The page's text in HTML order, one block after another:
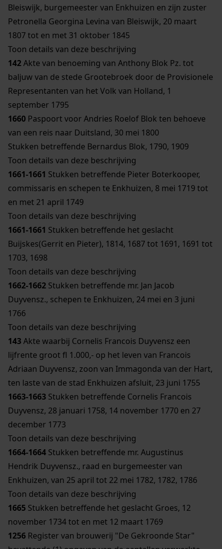
Bleiswijk, burgemeester van Enkhuizen en zijn zuster
Petronella Georgina Levina van Bleiswijk, 20 maart
1807 tot en met 31 oktober 1845
Toon details van deze beschrijving
142Akte van benoeming van Anthony Blok Pz. tot
baljuw van de stede Grootebroek door de Provisionele
Representanten van het Volk van Holland, 1
september 1795
1660 Paspoort voor Andries Roelof Blok ten behoeve
van een reis naar Duitsland, 30 mei 1800
Stukken betreffende Bernardus Blok, 1790, 1909
Toon details van deze beschrijving
1661-1661 Stukken betreffende Pieter Boterkooper,
commissaris en schepen te Enkhuizen, 8 mei 1719 tot
en met 21 april 1749
Toon details van deze beschrijving
1661-1661 Stukken betreffende het geslacht
Buijskes(Gerrit en Pieter), 1814, 1687 tot 1691, 1691 tot
1703, 1698
Toon details van deze beschrijving
1662-1662 Stukken betreffende mr. Jan Jacob
Duyvensz., schepen te Enkhuizen, 24 mei en 3 juni
1766
Toon details van deze beschrijving
143Akte waarbij Cornelis Francois Duyvensz een
lijfrente groot fl 1.000,- op het leven van Francois
Adriaan Duyvensz, zoon van Immagonda van der Hart,
ten laste van de stad Enkhuizen afsluit, 23 juni 1755
1663-1663 Stukken betreffende Cornelis Francois
Duyvensz, 28 januari 1758, 14 november 1770 en 27
december 1773
Toon details van deze beschrijving
1664-1664 Stukken betreffende mr. Augustinus
Hendrik Duyvensz., raad en burgemeester van
Enkhuizen, van 25 april tot 22 mei 1782, 1782, 1786
Toon details van deze beschrijving
1665 Stukken betreffende het geslacht Groes, 12
november 1734 tot en met 12 maart 1769
1256 Register van brouwerij "De Gekroonde Star"